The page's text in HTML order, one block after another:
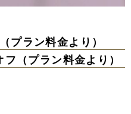
プラン料金より）
（プラン料金より）